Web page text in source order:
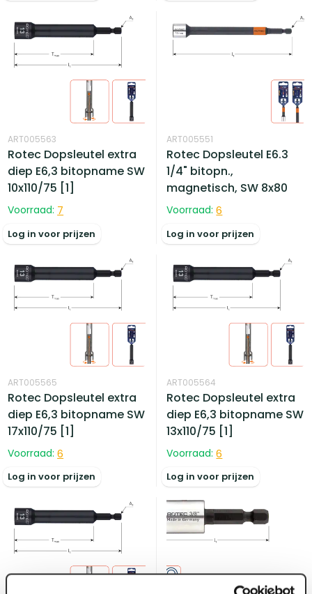
ART005563
Rotec Dopsleutel extra
diep E6,3 bitopname SW
10x110/75 [1]
Voorraad: 7
Log in voor prijzen
ART005551
Rotec Dopsleutel E6.3
1/4" bitopn.,
magnetisch, SW 8x80
Voorraad: 6
Log in voor prijzen
ART005565
Rotec Dopsleutel extra
diep E6,3 bitopname SW
17x110/75 [1]
Voorraad: 6
Log in voor prijzen
ART005564
Rotec Dopsleutel extra
diep E6,3 bitopname SW
13x110/75 [1]
Voorraad: 6
Log in voor prijzen